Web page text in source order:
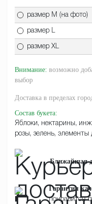
размер M (на фото)
размер L
размер XL
Внимание: возможно
выбор
Доставка в пределах
Состав букета:
Яблоки, нектарины,
розы, зелень, элементы
Ближайшая
Гарантия
понравится